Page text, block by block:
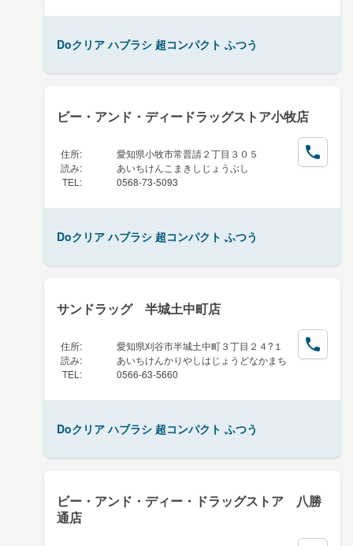
Doクリア ハブラシ 超コンパクト ふつう
ビー・アンド・ディードラッグストア小牧店
住所:
愛知県小牧市常普請２丁目３０５
読み:
あいちけんこまきしじょうぶし
TEL : 0568-73-5093
Doクリア ハブラシ 超コンパクト ふつう
サンドラッグ 半城土中町店
住所:
愛知県刈谷市半城土中町３丁目２４?１
読み:
あいちけんかりやしはじょうどなかまち
TEL : 0566-63-5660
Doクリア ハブラシ 超コンパクト ふつう
ビー・アンド・ディー・ドラッグストア 八勝
通店